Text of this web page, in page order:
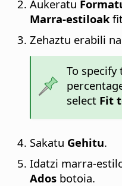
Aukeratu
Marra-estiloak
Zehaztu erabili
To
select Fit
Sakatu Gehitu.
Idatzi marra-
Ados botoia.